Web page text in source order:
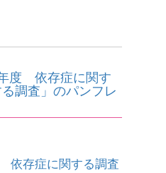
度 依存症に関す
調査」のパンフレ
依存症に関する調査